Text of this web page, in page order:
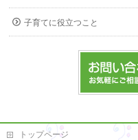
子育てに役立つこと
トップページ